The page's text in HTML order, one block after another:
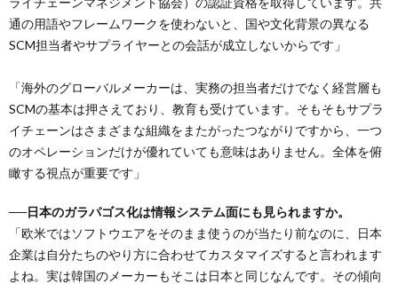
通の用語やフレームワークを使わないと、国や文化背景の異なる
SCM担当者やサプライヤーとの会話が成立しないからです」
「海外のグローバルメーカーは、実務の担当者だけでなく経営層も
SCMの基本は押さえており、教育も受けています。そもそもサプラ
イチェーンはさまざまな組織をまたがったつながりですから、一つ
のオペレーションだけが優れていても意味はありません。全体を俯
瞰する視点が重要です」
──日本のガラパゴス化は情報システム面にも見られますか。
「欧米ではソフトウエアをそのまま使うのが当たり前なのに、日本
企業は自分たちのやり方に合わせてカスタマイズすると言われます
よね。実は韓国のメーカーもそこは日本と同じなんです。その傾向